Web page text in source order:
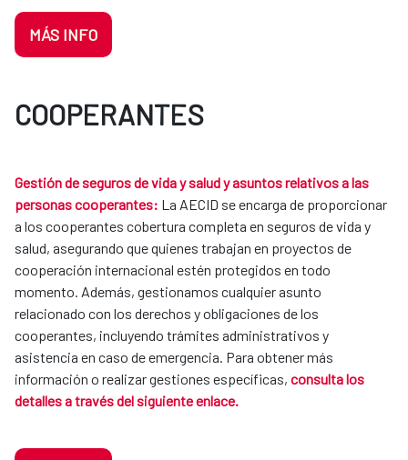
MÁS INFO
COOPERANTES
Gestión de seguros de vida y salud y asuntos relativos a las
personas cooperantes: La AECID se encarga de proporcionar
a los cooperantes cobertura completa en seguros de vida y
salud, asegurando que quienes trabajan en proyectos de
cooperación internacional estén protegidos en todo
momento. Además, gestionamos cualquier asunto
relacionado con los derechos y obligaciones de los
cooperantes, incluyendo trámites administrativos y
asistencia en caso de emergencia. Para obtener más
información o realizar gestiones específicas, consulta los
detalles a través del siguiente enlace.